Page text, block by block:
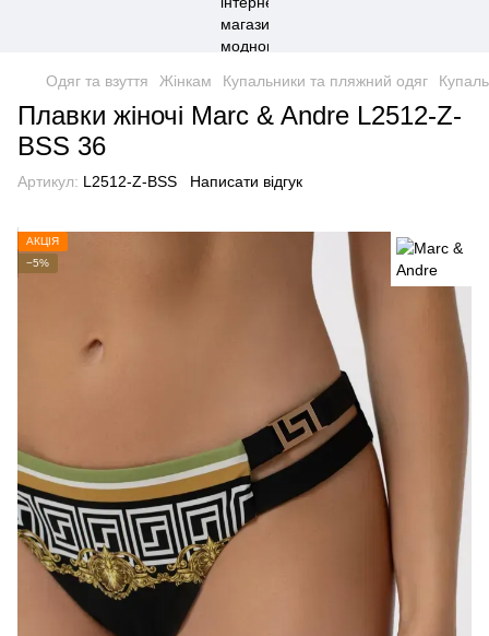
Одяг та взуття Жінкам Купальники та пляжний одяг
Плавки жіночі Marc & Andre L2512-Z-
BSS 36
Артикул: L2512-Z-BSS Написати відгук
АКЦІЯ
−5%